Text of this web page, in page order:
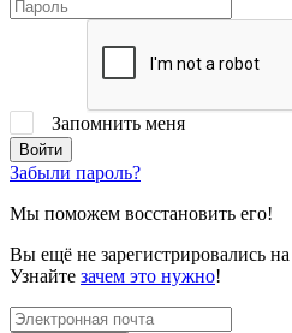
Запомнить меня
Забыли пароль?
Мы поможем восстановить его!
Вы ещё не зарегистрировались
Узнайте зачем это нужно!